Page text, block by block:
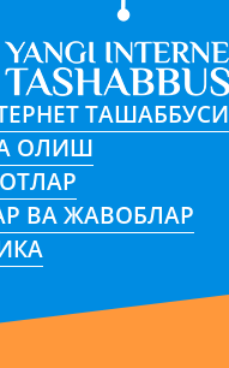
ТАШАББУСИ
ОЛИШ
ВА ЖАВОБЛАР